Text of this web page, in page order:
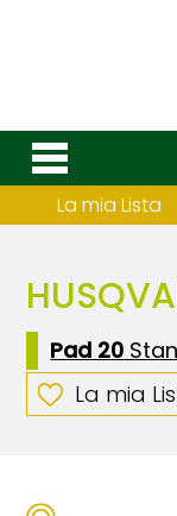
La mia Lista
Pad 20
La mia